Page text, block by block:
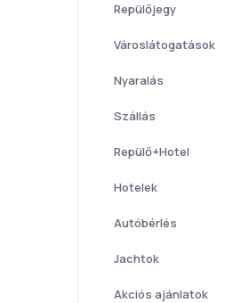
Repülőjegy
Városlátogatások
Nyaralás
Szállás
Repülő+Hotel
Hotelek
Autóbérlés
Jachtok
Akciós ajánlatok